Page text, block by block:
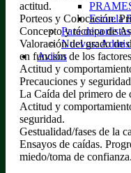
Escuela
Para deportistas
Nuevos:
Avisos
actitud.
Porteos y Colocación.
Concepto y técnica de
Valoración del grado de
en función de los
Actitud y
Precauciones y seguridad
La Caída del primero de
Actitud y
seguridad.
Gestualidad/fases de la
Ensayos de caídas.
miedo/toma de confianza.